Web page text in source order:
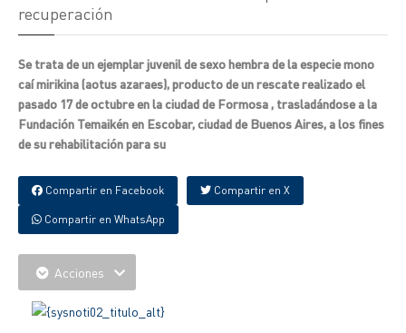
recuperación
Se trata de un ejemplar juvenil de sexo hembra de la especie mono
caí mirikina (aotus azaraes), producto de un rescate realizado el
pasado 17 de octubre en la ciudad de Formosa , trasladándose a la
Fundación Temaikén en Escobar, ciudad de Buenos Aires, a los fines
de su rehabilitación para su
Compartir en Facebook Compartir en X
Compartir en WhatsApp
Acciones